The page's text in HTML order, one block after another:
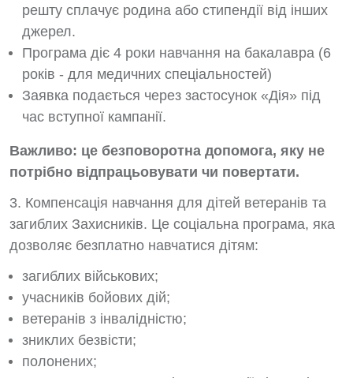
решту сплачує родина або стипендії від інших
джерел.
Програма діє 4 роки навчання на бакалавра (6
років - для медичних спеціальностей)
Заявка подається через застосунок «Дія» під
час вступної кампанії.
Важливо: це безповоротна допомога, яку не
потрібно відпрацьовувати чи повертати.
3. Компенсація навчання для дітей ветеранів та
загиблих Захисників. Це соціальна програма, яка
дозволяє безплатно навчатися дітям:
загиблих військових;
учасників бойових дій;
ветеранів з інвалідністю;
зниклих безвісти;
полонених;